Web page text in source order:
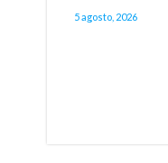
5 agosto, 2026